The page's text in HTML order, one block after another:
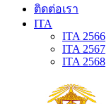
ติดต่อเรา
ITA
ITA 2566
ITA 2567
ITA 2568